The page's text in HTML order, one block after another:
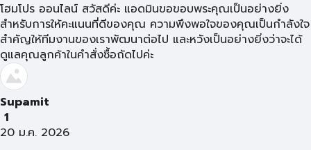
โฮมโปร ออนไลน์ สวัสดีค่ะ แอดมินขอขอบพระคุณเป็นอย่างยิ่ง
สำหรับการให้คะแนนที่ดีของคุณ ความพึงพอใจของคุณเป็นกำลังใจ
สำคัญให้ทีมงานของเราพัฒนาต่อไป และหวังเป็นอย่างยิ่งว่าจะได้
ดูแลคุณลูกค้าในคำสั่งซื้อถัดไปค่ะ
Supamit
1
20 ม.ค. 2026